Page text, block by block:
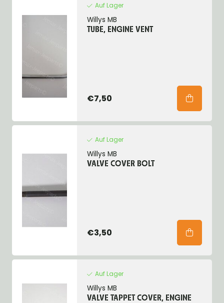
Auf Lager
Willys MB
TUBE, ENGINE VENT
€7,50
Auf Lager
Willys MB
VALVE COVER BOLT
€3,50
Auf Lager
Willys MB
VALVE TAPPET COVER, ENGINE